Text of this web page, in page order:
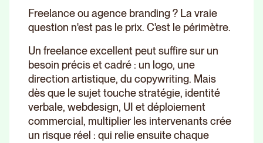
Freelance ou agence branding ? La vraie
question n'est pas le prix. C'est le périmètre.
Un freelance excellent peut suffire sur un
besoin précis et cadré : un logo, une
direction artistique, du copywriting. Mais
dès que le sujet touche stratégie, identité
verbale, webdesign, UI et déploiement
commercial, multiplier les intervenants crée
un risque réel : qui relie ensuite chaque